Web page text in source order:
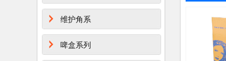
维护角系
啤盒系列